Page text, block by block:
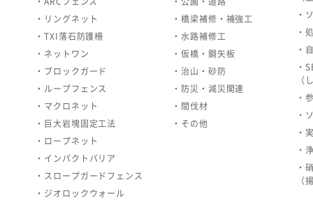
・リングネット
・TXI落石防護柵
・ネットワン
・ブロックガード
・ループフェンス
・マクロネット
・巨大岩塊固定工法
・ロープネット
・インパクトバリア
・スロープガードフェンス
・ジオロックウォール
・橋梁補修・補強工
・水路補修工
・仮橋・鋼矢板
・治山・砂防
・防災・減災関連
・間伐材
・その他
・
・
・
・
（
・
・
・
・
・
（